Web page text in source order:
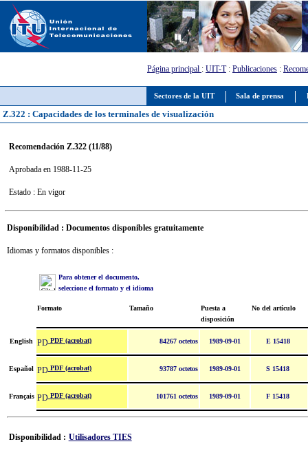
Sectores de la UIT Sala de prensa
Página principal : UIT-T: Publicaciones :
Z.322 : Capacidades de los terminales de visualización
Recomendación Z.322 (11/88)
Aprobada en 1988-11-25
Estado : En vigor
Disponibilidad : Documentos disponibles gratuitamente
Idiomas y formatos disponibles :
Para obtener el documento,
seleccione el formato y el idioma
Formato Tamaño
Puesta a
disposición
No del artículo
English PDF (acrobat) 84267 octetos 1989-09-01 E 15418
Español PDF (acrobat) 93787 octetos 1989-09-01 S 15418
Français PDF (acrobat) 101761 octetos 1989-09-01 F 15418
Disponibilidad : Utilisadores TIES